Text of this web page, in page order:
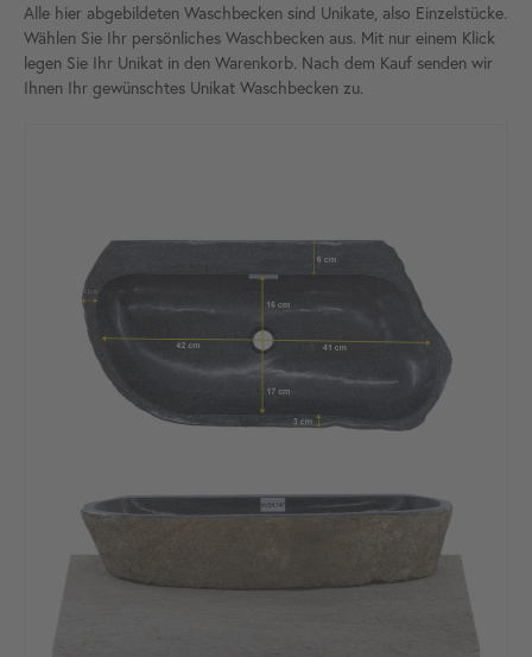
Alle hier abgebildeten Waschbecken sind Unikate, also Einzelstücke.
Wählen Sie Ihr persönliches Waschbecken aus. Mit nur einem Klick
legen Sie Ihr Unikat in den Warenkorb. Nach dem Kauf senden wir
Ihnen Ihr gewünschtes Unikat Waschbecken zu.